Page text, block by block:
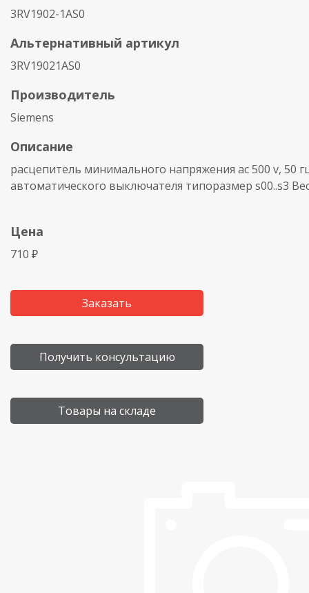
3RV1902-1AS0
Альтернативный артикул
3RV19021AS0
Производитель
Siemens
Описание
расцепитель минимального напряжения ac 500 v, 50
автоматического выключателя типоразмер s00..s3
Цена
710 ₽
Заказать
Получить консультацию
Товары на складе